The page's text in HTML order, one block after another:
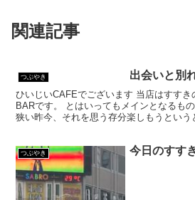
関連記事
つぶやき 出会いと別
ひいじいCAFEでございます 当店はすすき
BARです。 とはいってもメインとなるも
狭い昨今、それを思う存分楽しもうという
つぶやき 今日のすす